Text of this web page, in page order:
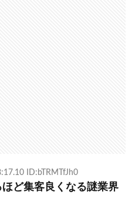
ID:bTRMTfJh0
ど集客良くなる謎業界